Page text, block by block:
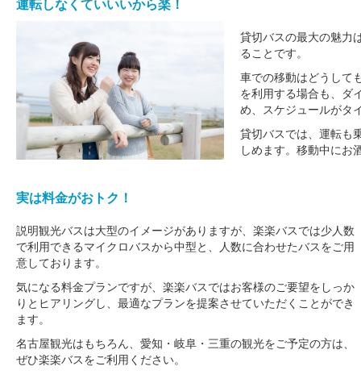
運転しなくていいいから楽！
貸切バスの最大の魅力
ることです。
車での移動はどうして
を利用する場合も、ダ
め、スケジュールがタ
貸切バスでは、運転も
しめます。移動中にお
実は料金がおトク！
説明観光バスは大型のイメージがありますが、楽楽バスでは少人数
で利用できるマイクロバスから中型と、人数に合わせたバスをご用
意しております。
気になる料金プランですが、楽楽バスではお客様のご要望をしっか
りとヒアリングし、最適なプランを提案させていただくことができ
ます。
名古屋観光はもちろん、愛知・岐阜・三重の観光をご予定の方は、
ぜひ楽楽バスをご利用ください。